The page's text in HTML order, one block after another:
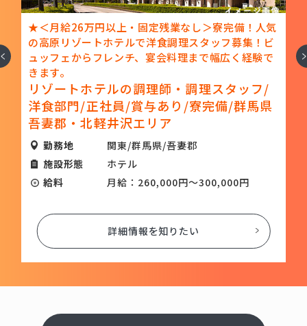
なし＞寮完備！人気
理スタッフ募集！ビ
理まで幅広く経験で
・調理スタッフ/
り/寮完備/群馬県
妻郡
円～300,000円
★＜月給30万円以上・寮完備・経
沢エリアの高原リゾートホテルで
集！
リゾートホテルの洋食料理
師/正社員/月給30万円以上/
吾妻郡
勤務地
施設形態
詳細情報を知りたい
次